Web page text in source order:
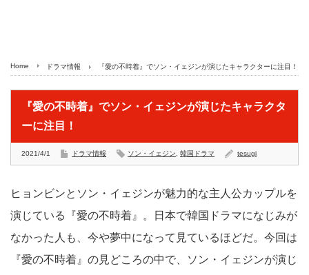
Home ドラマ情報 『愛の不時着』でソン・イェジンが演じたキャラクターに注目！
『愛の不時着』でソン・イェジンが演じたキャラクタ
ーに注目！
2021/4/1 ドラマ情報 ソン・イェジン 韓国ドラマ tesugi
ヒョンビンとソン・イェジンが魅力的な主人公カップルを
演じている『愛の不時着』。日本で韓国ドラマになじみが
なかった人も、今や夢中になって見ているほどだ。今回は
『愛の不時着』の見どころの中で、ソン・イェジンが演じ